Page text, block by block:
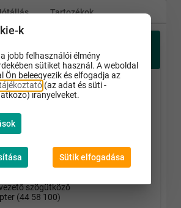
Tartozékok
261 PRECISION
és stabil gép a legmagasabb
és túlterhelés elleni védelemmel
beállítható alsó és felső precíziós
szögütköző
(44 58 100)
k
jobb felhasználói élmény
sütiket használ. A weboldal
Ön beleegyezik és elfogadja az
(az adat és süti -
irányelveket.
Sütik elfogadása